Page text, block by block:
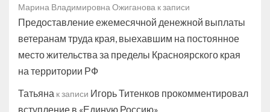
Марина Владимировна Ожиганова к записи
Предоставление ежемесячной денежной выплаты
ветеранам труда края, выехавшим на постоянное
место жительства за пределы Красноярского края
на территории РФ
Татьяна к записи Игорь Титенков прокомментировал
вступление в «Единую Россию»